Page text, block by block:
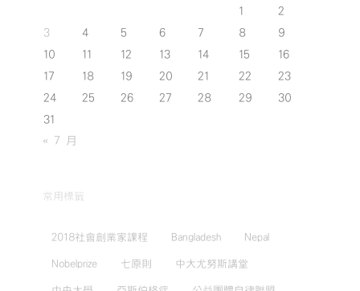
1
2
3
4 5 6 7 8
9
10
11 12 13 14 15
16
17
18 19 20 21 22
23
24
25 26 27 28 29
30
31
« 7 月
常用標籤
2018社會創業家課程 Bangladesh Nepal
Nobelprize 七原則 中大尤努斯講堂